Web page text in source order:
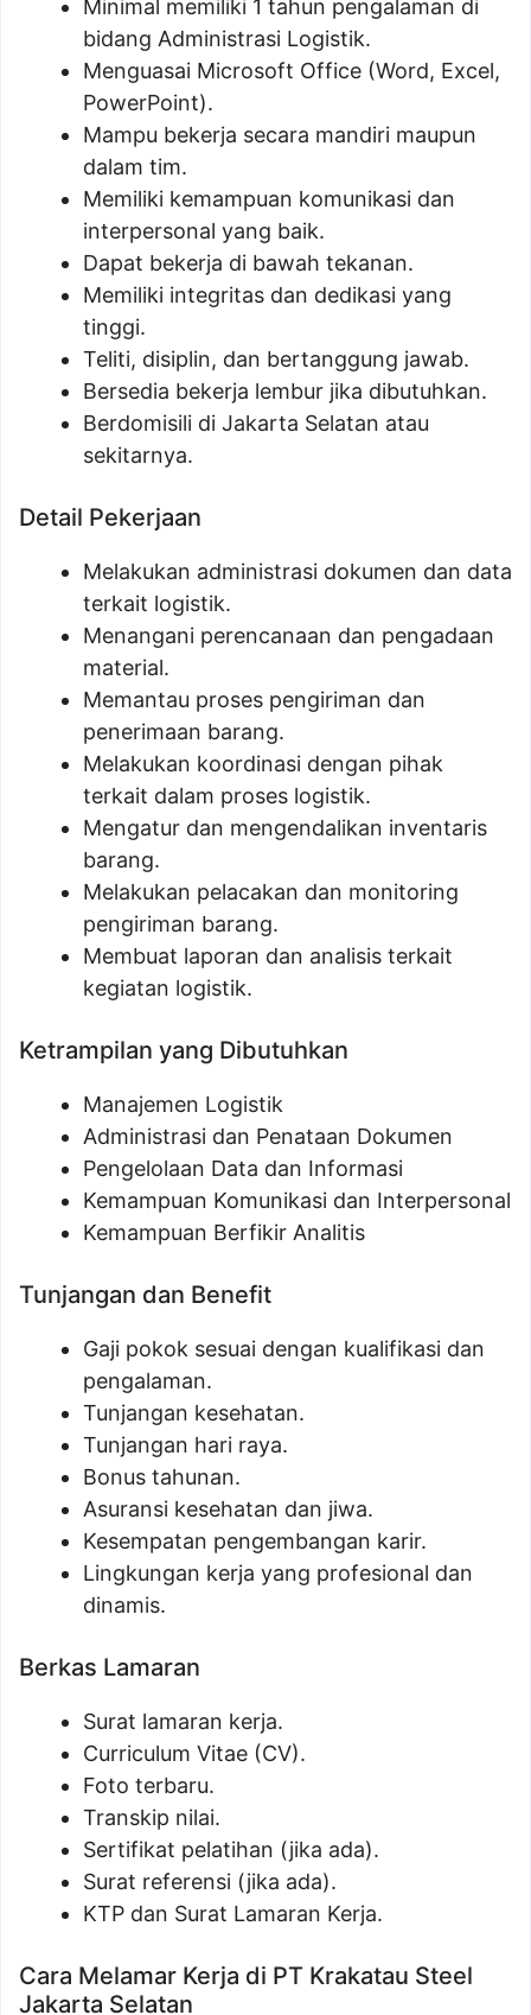
Minimal memiliki 1 tahun pengalaman di
bidang Administrasi Logistik.
Menguasai Microsoft Office (Word, Excel,
PowerPoint).
Mampu bekerja secara mandiri maupun
dalam tim.
Memiliki kemampuan komunikasi dan
interpersonal yang baik.
Dapat bekerja di bawah tekanan.
Memiliki integritas dan dedikasi yang
tinggi.
Teliti, disiplin, dan bertanggung jawab.
Bersedia bekerja lembur jika dibutuhkan.
Berdomisili di Jakarta Selatan atau
sekitarnya.
Detail Pekerjaan
Melakukan administrasi dokumen dan data
terkait logistik.
Menangani perencanaan dan pengadaan
material.
Memantau proses pengiriman dan
penerimaan barang.
Melakukan koordinasi dengan pihak
terkait dalam proses logistik.
Mengatur dan mengendalikan inventaris
barang.
Melakukan pelacakan dan monitoring
pengiriman barang.
Membuat laporan dan analisis terkait
kegiatan logistik.
Ketrampilan yang Dibutuhkan
Manajemen Logistik
Administrasi dan Penataan Dokumen
Pengelolaan Data dan Informasi
Kemampuan Komunikasi dan Interpersonal
Kemampuan Berfikir Analitis
Tunjangan dan Benefit
Gaji pokok sesuai dengan kualifikasi dan
pengalaman.
Tunjangan kesehatan.
Tunjangan hari raya.
Bonus tahunan.
Asuransi kesehatan dan jiwa.
Kesempatan pengembangan karir.
Lingkungan kerja yang profesional dan
dinamis.
Berkas Lamaran
Surat lamaran kerja.
Curriculum Vitae (CV).
Foto terbaru.
Transkip nilai.
Sertifikat pelatihan (jika ada).
Surat referensi (jika ada).
KTP dan Surat Lamaran Kerja.
Cara Melamar Kerja di PT Krakatau Steel
Jakarta Selatan